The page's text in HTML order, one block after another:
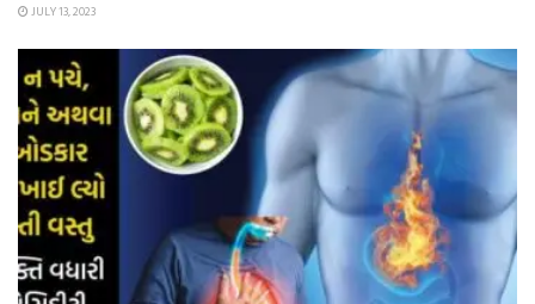
JULY 13, 2023